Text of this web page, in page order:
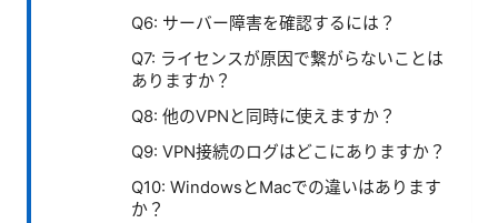
Q6: サーバー障害を確認するには？
Q7: ライセンスが原因で繋がらないことは
ありますか？
Q8: 他のVPNと同時に使えますか？
Q9: VPN接続のログはどこにありますか？
Q10: WindowsとMacでの違いはあります
か？